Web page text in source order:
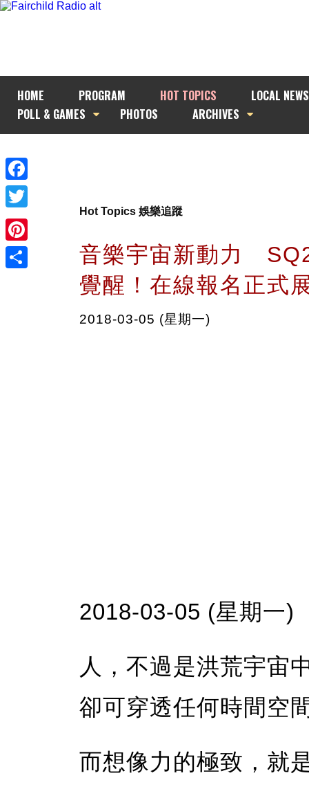
HOME PROGRAM HOT TOPICS
LOCAL NEWS
POLL & GAMES
PHOTOS ARCHIVES
Facebook
Twitter
Pinterest
Hot Topics 娛樂追蹤
音樂宇宙新動力
覺醒！在線報名正式
2018-03-05 (星期一)
2018-03-05 (星期一)
人，不過是洪荒宇宙
卻可穿透任何時間空
而想像力的極致，就